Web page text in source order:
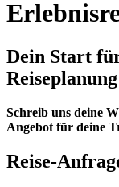
Dein Start
Reiseplanung
Schreib uns deine
Angebot für deine
Reise-